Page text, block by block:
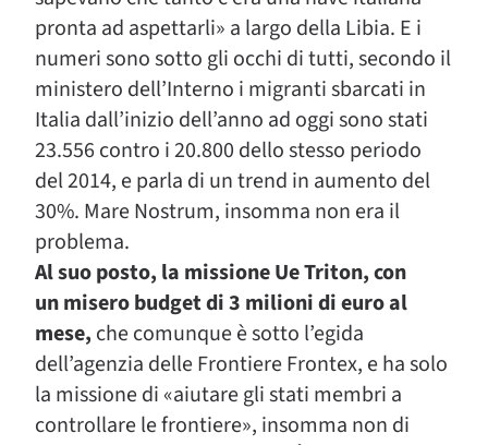
pronta ad aspettarli» a largo della Libia. E i
numeri sono sotto gli occhi di tutti, secondo il
ministero dell’Interno i migranti sbarcati in
Italia dall’inizio dell’anno ad oggi sono stati
23.556 contro i 20.800 dello stesso periodo
del 2014, e parla di un trend in aumento del
30%. Mare Nostrum, insomma non era il
problema.
Al suo posto, la missione Ue Triton, con
un misero budget di 3 milioni di euro al
mese, che comunque è sotto l’egida
dell’agenzia delle Frontiere Frontex, e ha solo
la missione di «aiutare gli stati membri a
controllare le frontiere», insomma non di